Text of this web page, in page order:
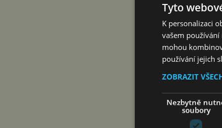
míst. Úřad
pracovním
uchazečů o
věnujeme též
absolventům,“
riziky. Firmy
že nízká
určitě dobrým
Tyto
K personalizaci
vašem
mohou
používání jejich
ZOBRAZIT
Nezbytně
soubory